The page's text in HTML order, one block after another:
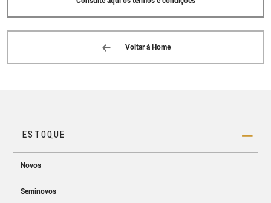
Voltar à Home